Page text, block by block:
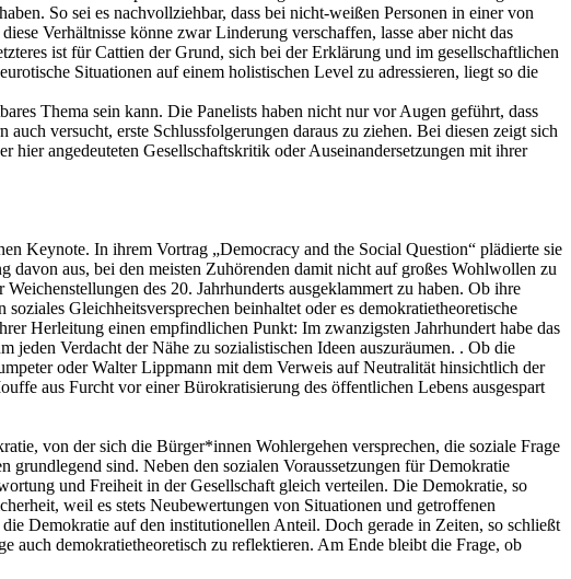
So sei es nachvollziehbar, dass bei nicht-weißen Personen in einer von
Verhältnisse könne zwar Linderung verschaffen, lasse aber nicht das
ist für Cattien der Grund, sich bei der Erklärung und im gesellschaftlichen
Situationen auf einem holistischen Level zu adressieren, liegt so die
Thema sein kann. Die Panelists haben nicht nur vor Augen geführt, dass
versucht, erste Schlussfolgerungen daraus zu ziehen. Bei diesen zeigt sich
angedeuteten Gesellschaftskritik oder Auseinandersetzungen mit ihrer
Keynote. In ihrem Vortrag „Democracy and the Social Question“ plädierte sie
aus, bei den meisten Zuhörenden damit nicht auf großes Wohlwollen zu
des 20. Jahrhunderts ausgeklammert zu haben. Ob ihre
Gleichheitsversprechen beinhaltet oder es demokratietheoretische
Herleitung einen empfindlichen Punkt: Im zwanzigsten Jahrhundert habe das
jeden Verdacht der Nähe zu sozialistischen Ideen auszuräumen. . Ob die
oder Walter Lippmann mit dem Verweis auf Neutralität hinsichtlich der
aus Furcht vor einer Bürokratisierung des öffentlichen Lebens ausgespart
von der sich die Bürger*innen Wohlergehen versprechen, die soziale Frage
sind. Neben den sozialen Voraussetzungen für Demokratie
und Freiheit in der Gesellschaft gleich verteilen. Die Demokratie, so
weil es stets Neubewertungen von Situationen und getroffenen
Demokratie auf den institutionellen Anteil. Doch gerade in Zeiten, so schließt
auch demokratietheoretisch zu reflektieren. Am Ende bleibt die Frage, ob